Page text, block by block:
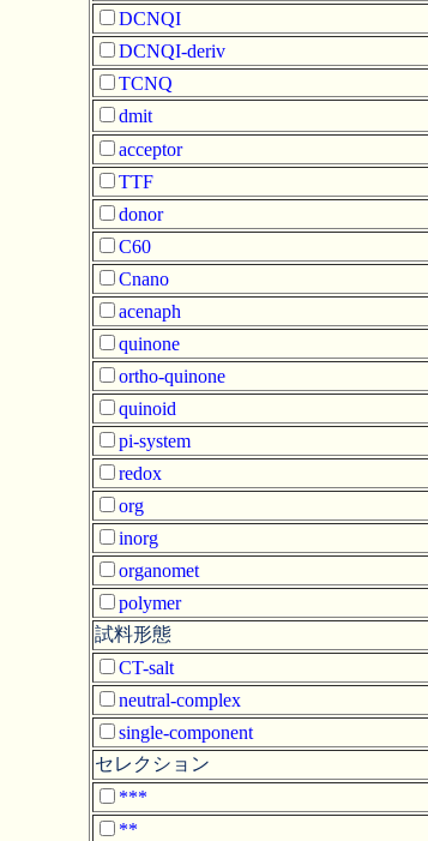
DCNQI
DCNQI-deriv
TCNQ
dmit
acceptor
TTF
donor
C60
Cnano
acenaph
quinone
ortho-quinone
quinoid
pi-system
redox
org
inorg
organomet
polymer
試料形態
CT-salt
neutral-complex
single-component
セレクション
***
**